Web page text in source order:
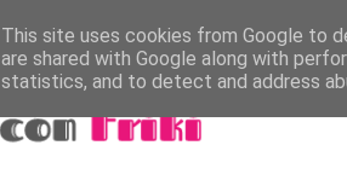
This site uses cookies from Google to
are shared with Google along with
statistics, and to detect and address